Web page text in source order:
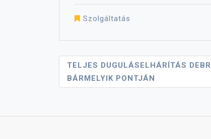
Szolgáltatás
Bejegyzés
Navigáció
TELJES DUGULÁSELHÁRÍTÁS
BÁRMELYIK PONTJÁN